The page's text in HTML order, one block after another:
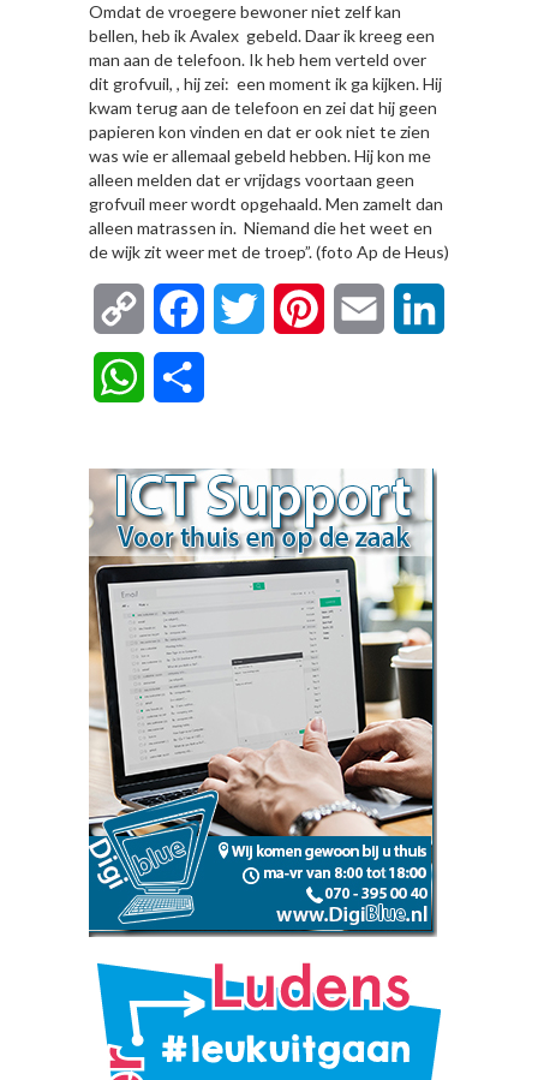
Omdat de vroegere bewoner niet zelf kan
bellen, heb ik Avalex gebeld. Daar ik kreeg een
man aan de telefoon. Ik heb hem verteld over
dit grofvuil, , hij zei: een moment ik ga kijken. Hij
kwam terug aan de telefoon en zei dat hij geen
papieren kon vinden en dat er ook niet te zien
was wie er allemaal gebeld hebben. Hij kon me
alleen melden dat er vrijdags voortaan geen
grofvuil meer wordt opgehaald. Men zamelt dan
alleen matrassen in. Niemand die het weet en
de wijk zit weer met de troep”. (foto Ap de Heus)
Copy
Link
FacebookTwitter Pinterest Email
WhatsApp